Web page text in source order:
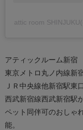
attic room
アティックルーム新宿
東京メトロ丸ノ内線新
ＪＲ中央線他新宿駅東
西武新宿線西武新宿駅
ペット同伴可のおしゃ
能。